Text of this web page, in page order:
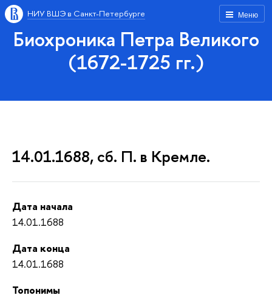
Меню
НИУ ВШЭ в Санкт-Петербурге
Биохроника Петра Великого
(1672-1725 гг.)
14.01.1688, сб. П. в Кремле.
Дата начала
14.01.1688
Дата конца
14.01.1688
Топонимы